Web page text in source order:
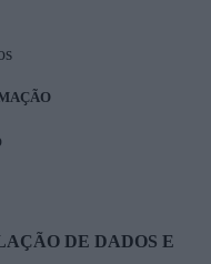
DE DADOS E